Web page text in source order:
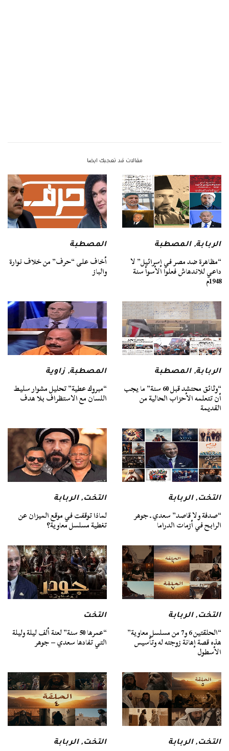
مقالات قد تعجبك ايضا
الربابة,المصطبة
“مظاهرة ضد مصر في إسرائيل” لا
داعي للاندهاش فعلوا الأسوأ سنة
1948م
المصطبة
أخاف على “حرف” من خلاف نوارة
والباز
الربابة,المصطبة
“وثائق محتشد قبل 60 سنة” ما يجب
أن تتعلمه الأحزاب الحالية من
القديمة
المصطبة, زاوية
“مبروك عطية” تحليل مشوار سليط
اللسان مع الاستظراف بلا هدف
التخت,الربابة
“صدفة ولا قاصد” سعدي ـ جوهر
الرابح في أزمات الدراما
التخت,الربابة
لماذا توقفت في موقع الميزان عن
تغطية مسلسل معاوية؟
التخت,الربابة
“الحلقتين 6 و7 من مسلسل معاوية”
هذه قصة إهانة زوجته له وتأسيس
الأسطول
التخت
“عمرها 50 سنة” لعنة ألف ليلة وليلة
التي تفادها سعدي – جوهر
التخت,الربابة التخت,الربابة